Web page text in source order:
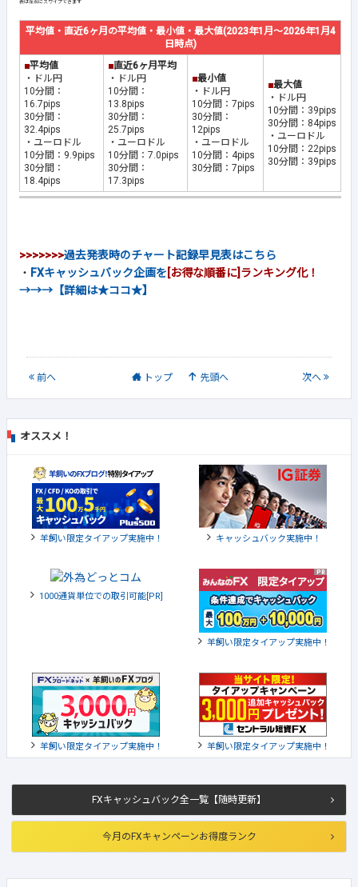
平均値・直近6ヶ月の平均値・最小値・最大値(2023年1月～2026年1月4
日時点)
■平均値
・ドル円
10分間：
16.7pips
30分間：
32.4pips
・ユーロドル
10分間：9.9pips
30分間：
18.4pips
■直近6ヶ月平均
・ドル円
10分間：
13.8pips
30分間：
25.7pips
・ユーロドル
10分間：7.0pips
30分間：
17.3pips
■最小値
・ドル円
10分間：7pips
30分間：
12pips
・ユーロドル
10分間：4pips
30分間：7pips
■最大値
・ドル円
10分間：39pips
30分間：84pips
・ユーロドル
10分間：22pips
30分間：39pips
>>>>>>>過去発表時のチャート記録早見表はこちら
・ FXキャッシュバック企画を [お得な順番に]ランキング化！
→→→【詳細は★ココ★】
前へ トップ 先頭へ 次へ
FXキャッシュバック全一覧【随時更新】
今月のFXキャンペーンお得度ランク
オススメ！
羊飼い限定タイアップ実施中！ キャッシュバック実施中！
1000通貨単位での取引可能[PR]
羊飼い限定タイアップ実施中！
羊飼い限定タイアップ実施中！ 羊飼い限定タイアップ実施中！